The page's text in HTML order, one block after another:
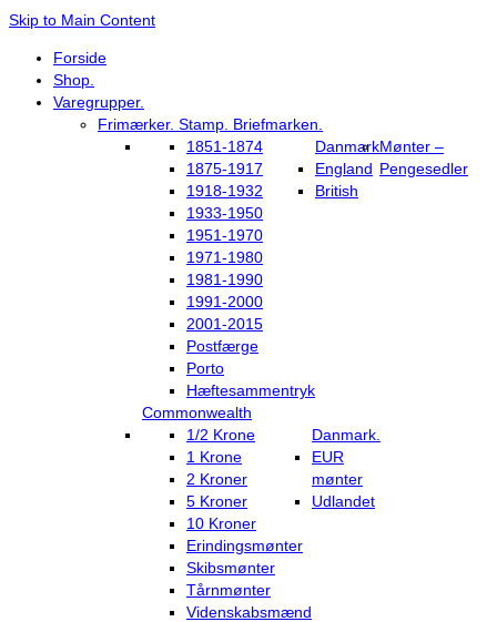
Skip to Main Content
Forside
Shop.
Varegrupper.
Frimærker. Stamp. Briefmarken.
Danmark
1851-1874
1875-1917
1918-1932
1933-1950
1951-1970
1971-1980
1981-1990
1991-2000
2001-2015
Postfærge
Porto
Hæftesammentryk
England
British
Commonwealth
Mønter –
Pengesedler
Danmark.
1/2 Krone
1 Krone
2 Kroner
5 Kroner
10 Kroner
Erindingsmønter
Skibsmønter
Tårnmønter
Videnskabsmænd
EUR
mønter
Udlandet